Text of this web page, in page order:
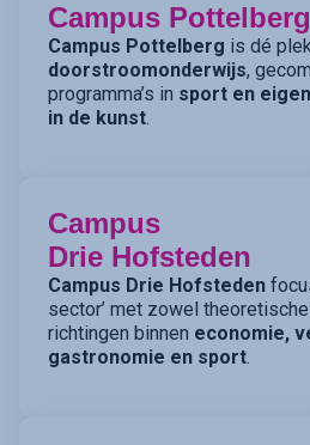
Campus Pottelberg
Campus Pottelberg is dé
doorstroomonderwijs,
programma’s in sport en
in de kunst.
Campus
Drie Hofsteden
Campus Drie Hofsteden
sector’ met zowel
richtingen binnen economie,
gastronomie en sport.